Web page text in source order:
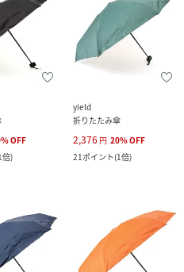
%OFF
倍)
yield
折りたたみ傘
2,376 円 20%OFF
21ポイント(1倍)